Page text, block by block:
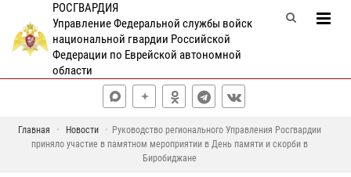
РОСГВАРДИЯ
Управление Федеральной службы войск
национальной гвардии Российской
Федерации по Еврейской автономной
области
Главная Новости
Руководство регионального Управления Росгвардии
приняло участие в памятном мероприятии в День памяти и скорби в
Биробиджане